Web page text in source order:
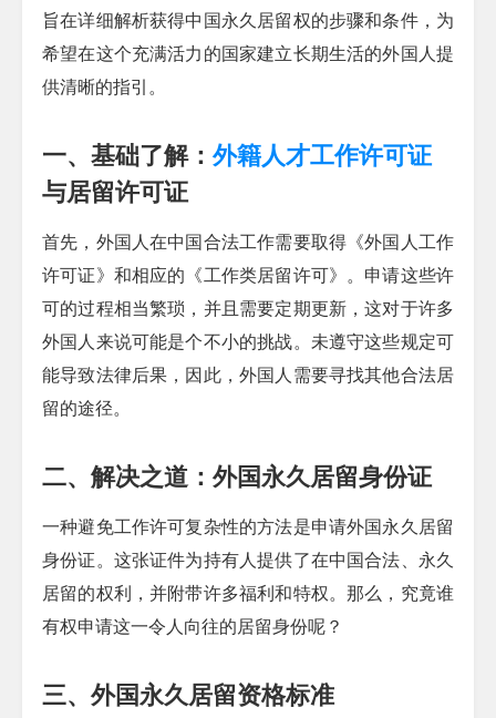
旨在详细解析获得中国永久居留权的步骤和条件，为
希望在这个充满活力的国家建立长期生活的外国人提
供清晰的指引。
一、基础了解： 外籍人才工作许可证
与居留许可证
首先，外国人在中国合法工作需要取得《外国人工作
许可证》和相应的《工作类居留许可》。申请这些许
可的过程相当繁琐，并且需要定期更新，这对于许多
外国人来说可能是个不小的挑战。未遵守这些规定可
能导致法律后果，因此，外国人需要寻找其他合法居
留的途径。
二、解决之道：外国永久居留身份证
一种避免工作许可复杂性的方法是申请外国永久居留
身份证。这张证件为持有人提供了在中国合法、永久
居留的权利，并附带许多福利和特权。那么，究竟谁
有权申请这一令人向往的居留身份呢？
三、外国永久居留资格标准